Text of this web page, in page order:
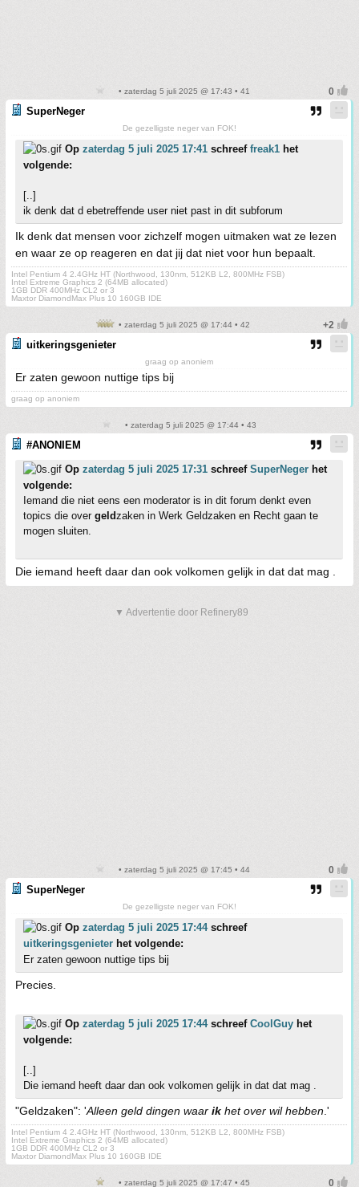
• zaterdag 5 juli 2025 @ 17:43 • 41
SuperNeger
De gezelligste neger van FOK!
Op zaterdag 5 juli 2025 17:41 schreef freak1 het
volgende:
[..]
ik denk dat d ebetreffende user niet past in dit subforum
Ik denk dat mensen voor zichzelf mogen uitmaken wat ze lezen
en waar ze op reageren en dat jij dat niet voor hun bepaalt.
Intel Pentium 4 2.4GHz HT (Northwood, 130nm, 512KB L2, 800MHz FSB)
Intel Extreme Graphics 2 (64MB allocated)
1GB DDR 400MHz CL2 or 3
Maxtor DiamondMax Plus 10 160GB IDE
• zaterdag 5 juli 2025 @ 17:44 • 42
uitkeringsgenieter
graag op anoniem
Er zaten gewoon nuttige tips bij
graag op anoniem
• zaterdag 5 juli 2025 @ 17:44 • 43
#ANONIEM
Op zaterdag 5 juli 2025 17:31 schreef SuperNeger het
volgende:
Iemand die niet eens een moderator is in dit forum denkt even
topics die over geldzaken in Werk Geldzaken en Recht gaan te
mogen sluiten.
Die iemand heeft daar dan ook volkomen gelijk in dat dat mag .
▼ Advertentie door Refinery89
• zaterdag 5 juli 2025 @ 17:45 • 44
SuperNeger
De gezelligste neger van FOK!
Op zaterdag 5 juli 2025 17:44schreef
uitkeringsgenieter het volgende:
Er zaten gewoon nuttige tips bij
Precies.
Op zaterdag 5 juli 2025 17:44schreef CoolGuy het
volgende:
[..]
Die iemand heeft daar dan ook volkomen gelijk in dat dat mag .
"Geldzaken": 'Alleen geld dingen waar ik het over wil hebben .'
Intel Pentium 4 2.4GHz HT (Northwood, 130nm, 512KB L2, 800MHz FSB)
Intel Extreme Graphics 2 (64MB allocated)
1GB DDR 400MHz CL2 or 3
Maxtor DiamondMax Plus 10 160GB IDE
• zaterdag 5 juli 2025 @ 17:47 • 45